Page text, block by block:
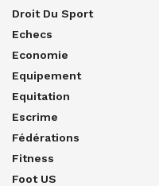
Droit Du Sport
Echecs
Economie
Equipement
Equitation
Escrime
Fédérations
Fitness
Foot US